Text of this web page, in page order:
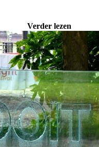
Verder lezen